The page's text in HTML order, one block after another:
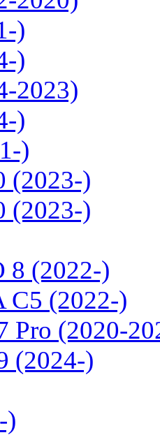
)
)
2023)
)
)
(2023-)
(2023-)
8 (2022-)
C5 (2022-)
Pro (2020-
(2024-)
)